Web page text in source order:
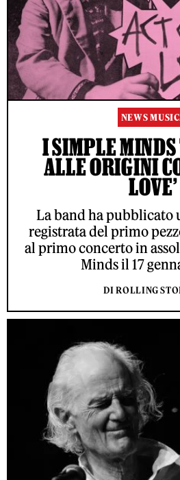
NEWS
I SIMPLE
ALLE ORIGINI
LOVE’
La band ha pubblicato
registrata del primo
al primo concerto in
Minds il 17
DI ROLLING